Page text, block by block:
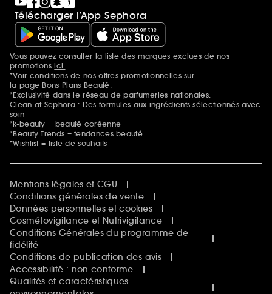
Télécharger l’App Sephora
Mentions additionnelles
Vous pouvez consulter la liste des marques exclues de nos
promotionsici.
*Voir conditions de nos offres promotionnelles sur
la page Bons Plans Beauté.
*Exclusivité dans le réseau de parfumeries nationales.
Clean at Sephora : Des formules aux ingrédients sélectionnés avec
soin
*k-beauty = beauté coréenne
*Beauty Trends = tendances beauté
*Wishlist = liste de souhaits
Mentions légales et CGU
Conditions générales de vente
Données personnelles et cookies
Cosmétovigilance et Nutrivigilance
Conditions Générales du programme de
fidélité
Conditions de publication des avis
Accessibilité : non conforme
Qualités et caractéristiques